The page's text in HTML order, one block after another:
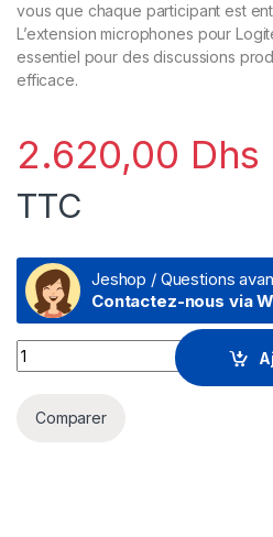
vous que chaque participant est
L’extension microphones pour
essentiel pour des discussions
efficace.
2.620,00 Dhs
TTC
Jeshop / Questions
Contactez-nous via
Extension microphones pour
Comparer